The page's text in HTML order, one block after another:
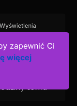
Wyświetlenia
22
temu
zapewnić Ci
więcej